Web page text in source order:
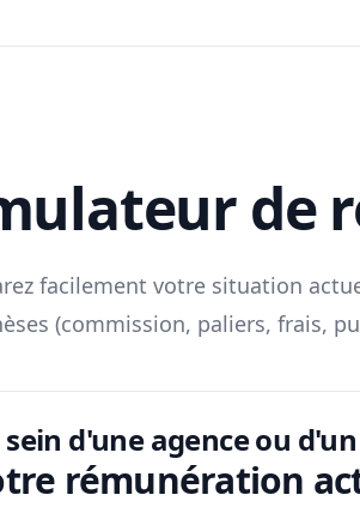
de
facilement votre situation
(commission, paliers, frais,
d'une agence ou
rémunération